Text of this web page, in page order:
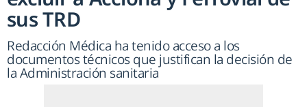
sus TRD
Redacción Médica ha tenido acceso a los
documentos técnicos que justifican la decisión de
la Administración sanitaria